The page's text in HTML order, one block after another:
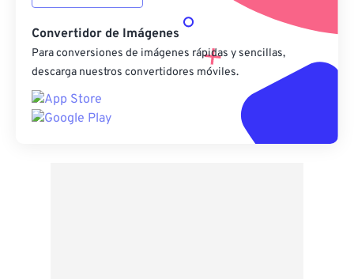
Convertidor de Imágenes
Para conversiones de imágenes rápidas y sencillas,
descarga nuestros convertidores móviles.